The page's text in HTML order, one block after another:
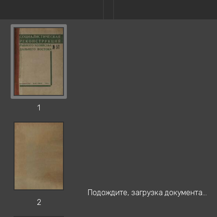
1
2
Подождите, загрузка документа...